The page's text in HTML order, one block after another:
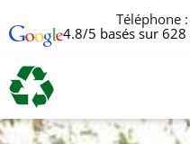
Téléphone :
4.8/5 basés sur 628